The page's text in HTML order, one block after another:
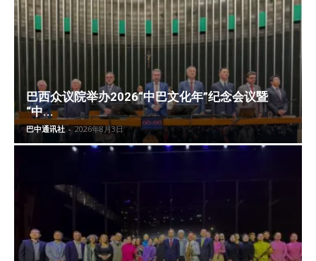
巴西众议院举办2026“中巴文化年”纪念会议暨
“中...
巴中通讯社 - 2026年8月3日